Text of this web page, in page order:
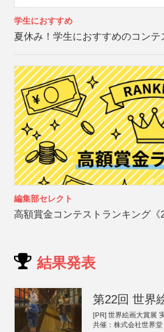
学生におすすめ
夏休み！学生におすすめのコンテ
編集部セレクト
高額賞金コンテストランキング《
結果発表
第22回 世界
[PR] 世界絵画大賞展
共催：株式会社世界堂